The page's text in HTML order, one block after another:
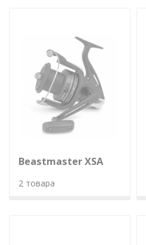
Beastmaster XSA
2 товара